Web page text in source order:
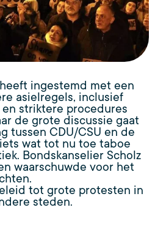
ingestemd met een
asielregels, inclusief
striktere procedures
de grote discussie gaat
tussen CDU/CSU en de
wat tot nu toe taboe
Bondskanselier Scholz
waarschuwde voor het
tot grote protesten in
steden.